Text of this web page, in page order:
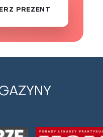
wszystkim z
PREZENT